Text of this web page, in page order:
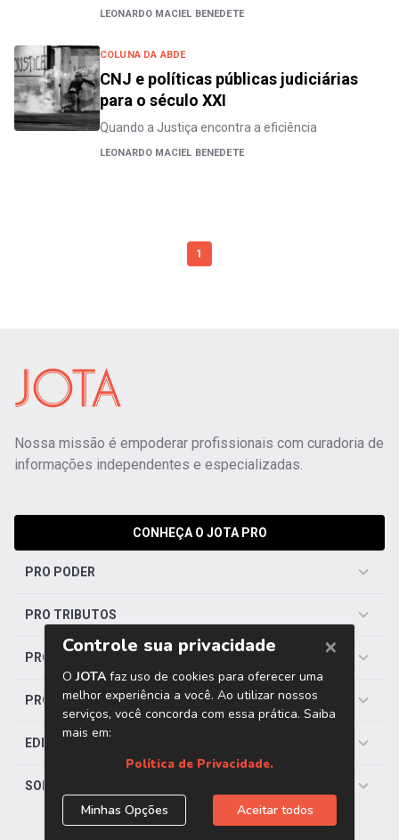
LEONARDO MACIEL BENEDETE
COLUNA DA ABDE
CNJ e políticas públicas judiciárias
para o século XXI
Quando a Justiça encontra a eficiência
LEONARDO MACIEL BENEDETE
1
Nossa missão é empoderar profissionais com curadoria de
informações independentes e especializadas.
CONHEÇA O JOTA PRO
PRO PODER
PRO TRIBUTOS
PRO TRABALHISTA
PRO SAÚDE
EDITORIAS
SOBRE O JOTA